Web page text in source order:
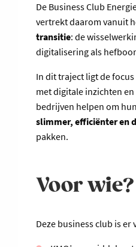
De Business Club
vertrekt daarom vanuit
transitie: de
digitalisering als
In dit traject ligt de
met digitale inzichten
bedrijven helpen om
slimmer, efficiënter en
pakken.
Voor wie?
Deze business club is er